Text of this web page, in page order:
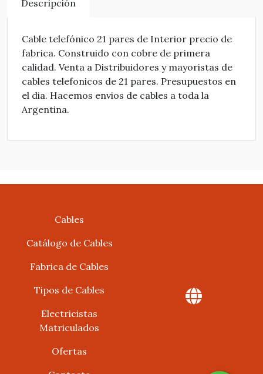
Descripción
Cable telefónico 21 pares de Interior precio de
fabrica. Construido con cobre de primera
calidad. Venta a Distribuidores y mayoristas de
cables telefonicos de 21 pares. Presupuestos en
el dia. Hacemos envios de cables a toda la
Argentina.
Cables
Catálogo de Cables
Fabrica de Cables
Tipos de Cables
Electricistas
Matriculados
Ofertas